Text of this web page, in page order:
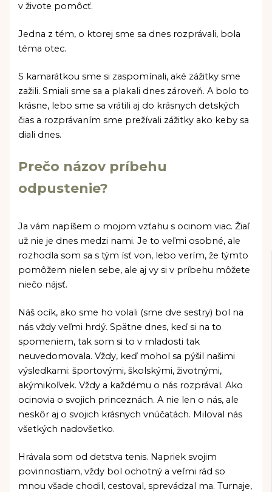
v živote pomôcť.
Jedna z tém, o ktorej sme sa dnes rozprávali, bola
téma otec.
S kamarátkou sme si zaspomínali, aké zážitky sme
zažili. Smiali sme sa a plakali dnes zároveň. A bolo to
krásne, lebo sme sa vrátili aj do krásnych detských
čias a rozprávaním sme prežívali zážitky ako keby sa
diali dnes.
Prečo názov príbehu
odpustenie?
Ja vám napíšem o mojom vzťahu s ocinom viac. Žiaľ
už nie je dnes medzi nami. Je to veľmi osobné, ale
rozhodla som sa s tým ísť von, lebo verím, že týmto
pomôžem nielen sebe, ale aj vy si v príbehu môžete
niečo nájsť.
Náš ocík, ako sme ho volali (sme dve sestry) bol na
nás vždy veľmi hrdý. Spätne dnes, keď si na to
spomeniem, tak som si to v mladosti tak
neuvedomovala. Vždy, keď mohol sa pýšil našimi
výsledkami: športovými, školskými, životnými,
akýmikoľvek. Vždy a každému o nás rozprával. Ako
ocinovia o svojich princeznách. A nie len o nás, ale
neskôr aj o svojich krásnych vnúčatách. Miloval nás
všetkých nadovšetko.
Hrávala som od detstva tenis. Napriek svojim
povinnostiam, vždy bol ochotný a veľmi rád so
mnou všade chodil, cestoval, sprevádzal ma. Turnaje,